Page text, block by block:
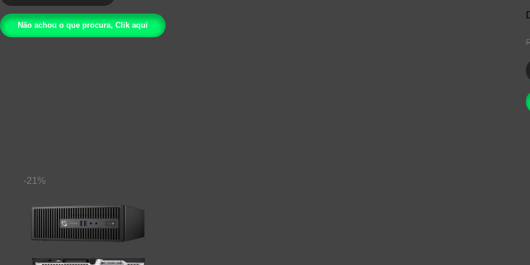
R$ 1.299,00.
Não achou o que procura, Clik aqui
-21%